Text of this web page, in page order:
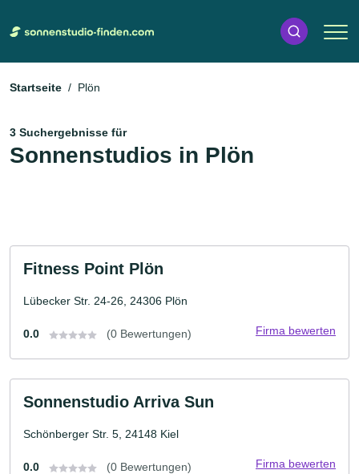
Startseite Plön
3 Suchergebnisse für
Sonnenstudios in Plön
Fitness Point Plön
Lübecker Str. 24-26, 24306 Plön
0.0 (0 Bewertungen) Firma bewerten
Sonnenstudio Arriva Sun
Schönberger Str. 5, 24148 Kiel
0.0 (0 Bewertungen) Firma bewerten